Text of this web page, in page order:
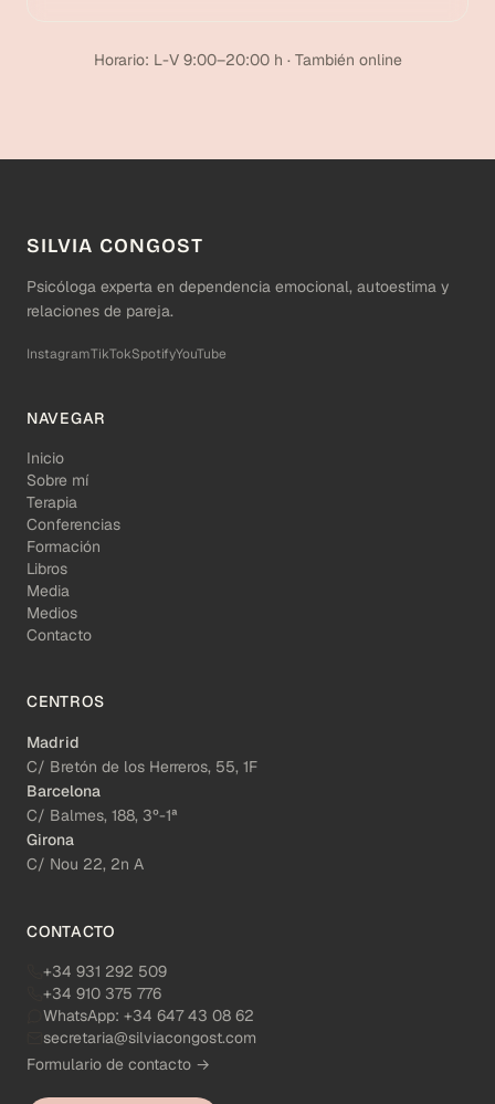
Horario: L-V 9:00–20:00 h · También online
SILVIA CONGOST
Psicóloga experta en dependencia emocional, autoestima y
relaciones de pareja.
InstagramTikTokSpotifyYouTube
NAVEGAR
Inicio
Sobre mí
Terapia
Conferencias
Formación
Libros
Media
Medios
Contacto
CENTROS
Madrid
C/ Bretón de los Herreros, 55, 1F
Barcelona
C/ Balmes, 188, 3º-1ª
Girona
C/ Nou 22, 2n A
CONTACTO
+34 931 292 509
+34 910 375 776
WhatsApp: +34 647 43 08 62
secretaria@silviacongost.com
Formulario de contacto →